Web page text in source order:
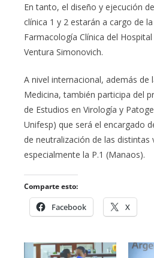
En tanto, el diseño y ejecución
clínica 1 y 2 estarán a cargo de
Farmacología Clínica del
Ventura Simonovich.
A nivel internacional, además de
Medicina, también participa del
de Estudios en Virología y
Unifesp) que será el encargado
de neutralización de las distintas
especialmente la P.1 (Manaos).
Comparte esto:
Facebook X